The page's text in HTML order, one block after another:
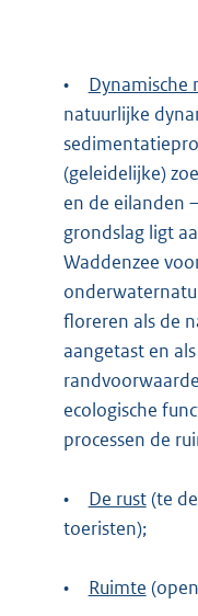
• Dynamische
natuurlijke
(geleidelijke)
en de eilanden
grondslag ligt
Waddenzee
floreren als de
aangetast en
ecologische
processen de
• De rust(te
toeristen);
• Ruimte